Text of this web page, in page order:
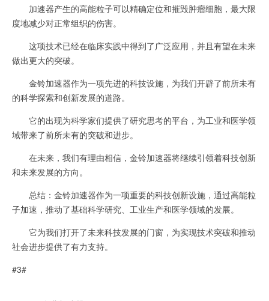
加速器产生的高能粒子可以精确定位和摧毁肿瘤细胞，最大限
度地减少对正常组织的伤害。
这项技术已经在临床实践中得到了广泛应用，并且有望在未来
做出更大的突破。
金铃加速器作为一项先进的科技设施，为我们开辟了前所未有
的科学探索和创新发展的道路。
它的出现为科学家们提供了研究思考的平台，为工业和医学领
域带来了前所未有的突破和进步。
在未来，我们有理由相信，金铃加速器将继续引领着科技创新
和未来发展的方向。
总结：金铃加速器作为一项重要的科技创新设施，通过高能粒
子加速，推动了基础科学研究、工业生产和医学领域的发展。
它为我们打开了未来科技发展的门窗，为实现技术突破和推动
社会进步提供了有力支持。
#3#